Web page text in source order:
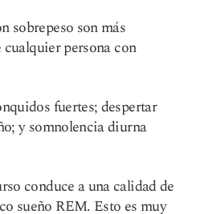
sobrepeso son más
persona con
fuertes; despertar
y somnolencia diurna
conduce a una calidad de
sueño REM. Esto es muy